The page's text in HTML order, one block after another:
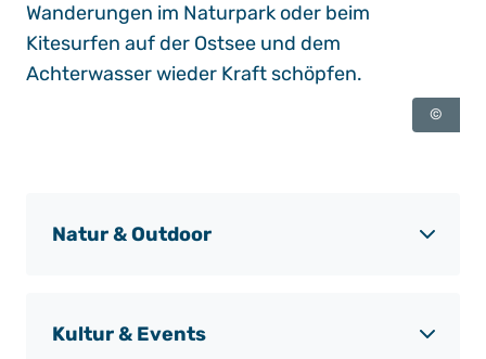
Wanderungen im Naturpark oder beim
Kitesurfen auf der Ostsee und dem
Achterwasser wieder Kraft schöpfen.
©
Natur & Outdoor
Kultur & Events